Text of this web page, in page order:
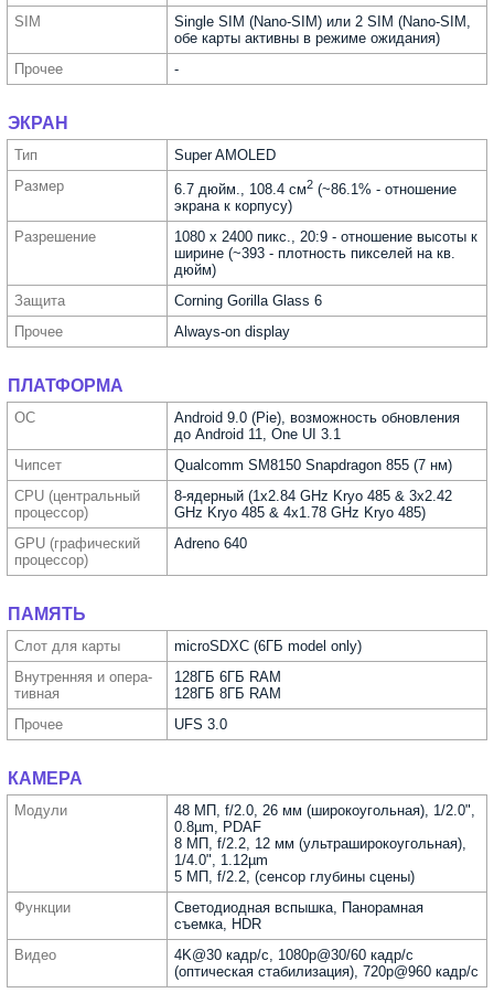
SIM
Single SIM (Nano-SIM) или 2 SIM (Nano-SIM,
обе карты активны в режиме ожидания)
Прочее
-
ЭКРАН
Тип
Super AMOLED
Размер
6.7 дюйм., 108.4 см2 (~86.1% - отношение
экрана к корпусу)
Разре­шение
1080 x 2400 пикс., 20:9 - отношение высоты к
ширине (~393 - плотность пикселей на кв.
дюйм)
Защита
Corning Gorilla Glass 6
Прочее
Always-on display
ПЛАТФОРМА
ОС
Android 9.0 (Pie), возможность обновления
до Android 11, One UI 3.1
Чипсет
Qualcomm SM8150 Snapdragon 855 (7 нм)
CPU (централь­ный
процес­сор)
8-ядерный (1x2.84 GHz Kryo 485 & 3x2.42
GHz Kryo 485 & 4x1.78 GHz Kryo 485)
GPU (графи­ческий
процес­сор)
Adreno 640
ПАМЯТЬ
Слот для карты
microSDXC (6ГБ model only)
Внутрен­няя и опера­
тивная
128ГБ 6ГБ RAM
128ГБ 8ГБ RAM
Прочее
UFS 3.0
КАМЕРА
Модули
48 МП, f/2.0, 26 мм (широкоугольная), 1/2.0",
0.8µm, PDAF
8 МП, f/2.2, 12 мм (ультра­широкоугольная),
1/4.0", 1.12µm
5 МП, f/2.2, (сенсор глубины сцены)
Функ­ции
Светодиодная вспышка, Панорамная
съемка, HDR
Видео
4K@30 кадр/с, 1080p@30/60 кадр/с
(оптическая стабилизация), 720p@960 кадр/с